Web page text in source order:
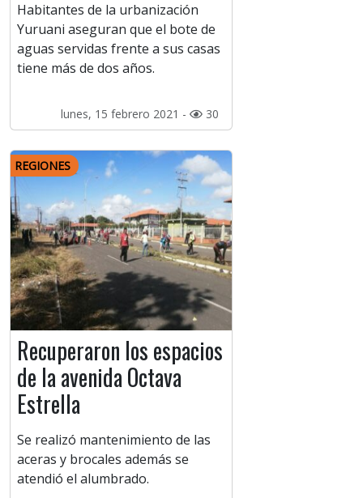
Habitantes de la urbanización
Yuruani aseguran que el bote de
aguas servidas frente a sus casas
tiene más de dos años.
lunes, 15 febrero 2021 - 30
REGIONES
Recuperaron los espacios
de la avenida Octava
Estrella
Se realizó mantenimiento de las
aceras y brocales además se
atendió el alumbrado.